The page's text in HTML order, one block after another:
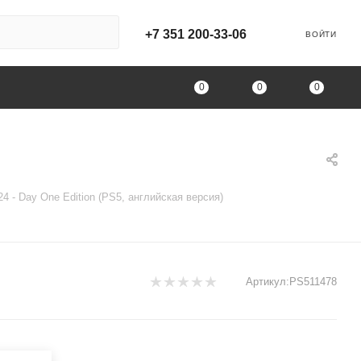
+7 351 200-33-06 ВОЙТИ
0 0 0
- Day One Edition (PS5, английская версия)
Артикул: PS511478